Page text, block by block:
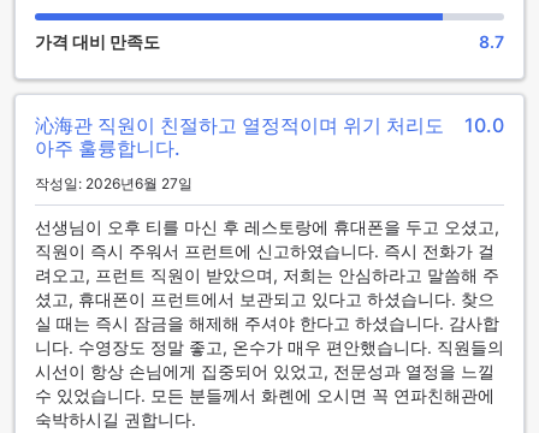
니다. 또한 Lakeshore Hotel Hualien Taroko은(는) 투숙객 편
의를 위해 일부 객실의 욕실 내에 헤어 드라이어을(를) 제공합
Lakeshore Hotel Hualien Taroko에서의 매일은 숙소 내 맛있
는 조식으로 시작됩니다. 본 호텔에 머무는 동안 다양하고 맛있
는 식사 옵션 중에서 선택해 보세요.
Lakeshore Hotel Hualien Taroko은/는 가벼운 스낵 또는 음료
를 즐길 수 있는 24시간 자판기를 갖추고 있습니다.
Lakeshore Hotel Hualien Taroko에서의 시간을 만끽해 보세
요! 머무는 동안 모든 투숙객이 즐길 수 있는 다양한 레크리에이
션 시설을 제공합니다. 본 호텔은(는) 머무는 동안 이용할 수 있
는 다양한 레크리에이션 시설을 갖추고 있습니다. 투숙 기간 동
안 가까운 곳에 위치한 해변을 즐겨보세요.
가격 대비 만족도 8.7
沁海관 직원이 친절하고 열정적이며 위기 처리도
아주 훌륭합니다.
10.0
작성일: 2026년6월 27일
선생님이 오후 티를 마신 후 레스토랑에 휴대폰을 두고 오셨고,
직원이 즉시 주워서 프런트에 신고하였습니다. 즉시 전화가 걸
려오고, 프런트 직원이 받았으며, 저희는 안심하라고 말씀해 주
셨고, 휴대폰이 프런트에서 보관되고 있다고 하셨습니다. 찾으
실 때는 즉시 잠금을 해제해 주셔야 한다고 하셨습니다. 감사합
니다. 수영장도 정말 좋고, 온수가 매우 편안했습니다. 직원들의
시선이 항상 손님에게 집중되어 있었고, 전문성과 열정을 느낄
수 있었습니다. 모든 분들께서 화롄에 오시면 꼭 연파친해관에
숙박하시길 권합니다.